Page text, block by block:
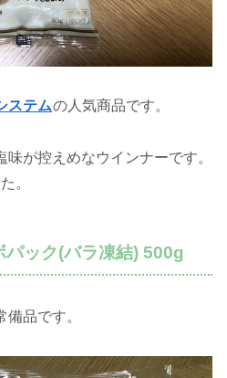
ステムの人気商品です。
が控えめなウインナーです。
。
ック(バラ凍結) 500g
品です。